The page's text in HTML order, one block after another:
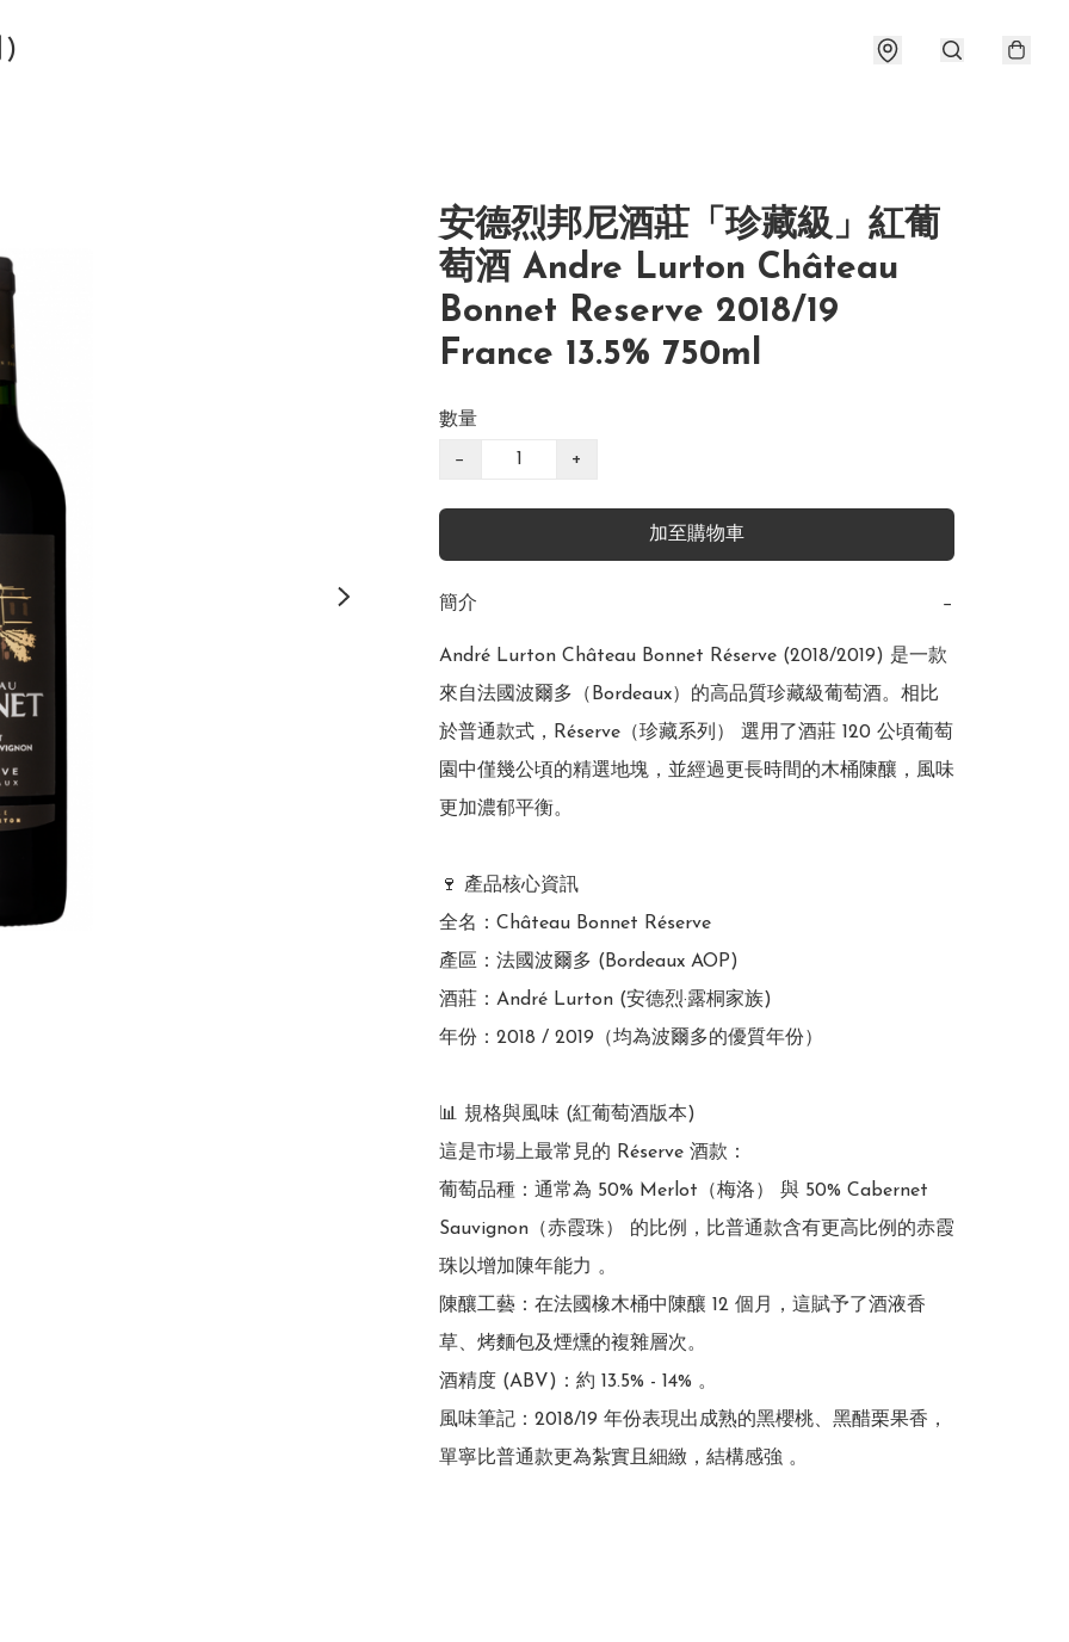
)
安德烈邦尼酒莊「珍藏級」紅葡
萄酒 Andre Lurton Château
Bonnet Reserve 2018/19
France 13.5% 750ml
數量
− +
加至購物車
簡介 −
André Lurton Château Bonnet Réserve (2018/2019) 是一款
來自法國波爾多（Bordeaux）的高品質珍藏級葡萄酒。相比
於普通款式，Réserve（珍藏系列） 選用了酒莊 120 公頃葡萄
園中僅幾公頃的精選地塊，並經過更長時間的木桶陳釀，風味
更加濃郁平衡。
🍷 產品核心資訊
全名：Château Bonnet Réserve
產區：法國波爾多 (Bordeaux AOP)
酒莊：André Lurton (安德烈·露桐家族)
年份：2018 / 2019（均為波爾多的優質年份）
📊 規格與風味 (紅葡萄酒版本)
這是市場上最常見的 Réserve 酒款：
葡萄品種：通常為 50% Merlot（梅洛） 與 50% Cabernet
Sauvignon（赤霞珠） 的比例，比普通款含有更高比例的赤霞
珠以增加陳年能力 。
陳釀工藝：在法國橡木桶中陳釀 12 個月，這賦予了酒液香
草、烤麵包及煙燻的複雜層次。
酒精度 (ABV)：約 13.5% - 14% 。
風味筆記：2018/19 年份表現出成熟的黑櫻桃、黑醋栗果香，
單寧比普通款更為紮實且細緻，結構感強 。